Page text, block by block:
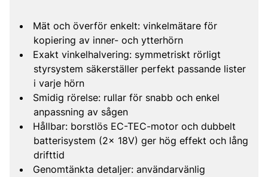
Mät och överför enkelt: vinkelmätare för
kopiering av inner- och ytterhörn
Exakt vinkelhalvering: symmetriskt rörligt
styrsystem säkerställer perfekt passande lister
i varje hörn
Smidig rörelse: rullar för snabb och enkel
anpassning av sågen
Hållbar: borstlös EC-TEC-motor och dubbelt
batterisystem (2x 18V) ger hög effekt och lång
drifttid
Genomtänkta detaljer: användarvänlig